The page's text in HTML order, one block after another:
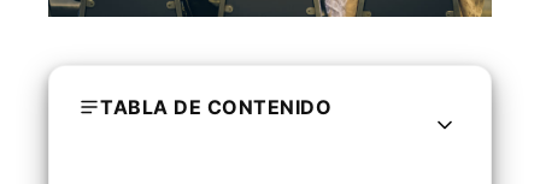
TABLA DE CONTENIDO